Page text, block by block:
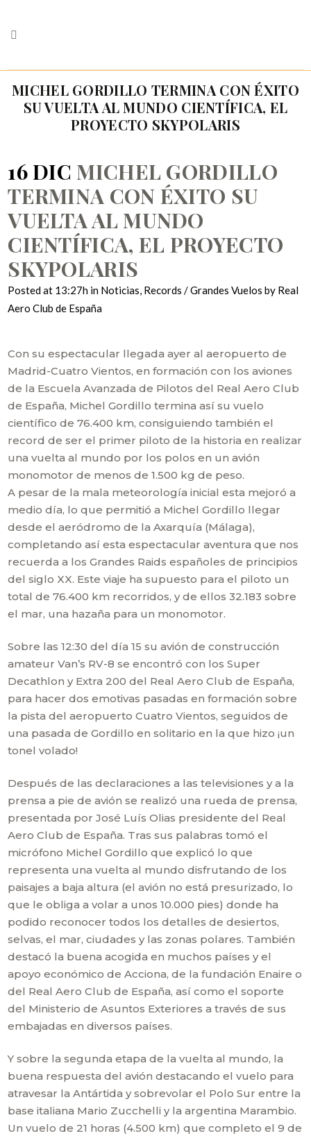
MICHEL GORDILLO TERMINA CON ÉXITO
SU VUELTA AL MUNDO CIENTÍFICA, EL
PROYECTO SKYPOLARIS
16 DIC MICHEL GORDILLO
TERMINA CON ÉXITO SU
VUELTA AL MUNDO
CIENTÍFICA, EL PROYECTO
SKYPOLARIS
Posted at 13:27h in Noticias, Records / Grandes Vuelos by Real
Aero Club de España
Con su espectacular llegada ayer al aeropuerto de
Madrid-Cuatro Vientos, en formación con los aviones
de la Escuela Avanzada de Pilotos del Real Aero Club
de España, Michel Gordillo termina así su vuelo
científico de 76.400 km, consiguiendo también el
record de ser el primer piloto de la historia en realizar
una vuelta al mundo por los polos en un avión
monomotor de menos de 1.500 kg de peso.
A pesar de la mala meteorología inicial esta mejoró a
medio día, lo que permitió a Michel Gordillo llegar
desde el aeródromo de la Axarquía (Málaga),
completando así esta espectacular aventura que nos
recuerda a los Grandes Raids españoles de principios
del siglo XX. Este viaje ha supuesto para el piloto un
total de 76.400 km recorridos, y de ellos 32.183 sobre
el mar, una hazaña para un monomotor.
Sobre las 12:30 del día 15 su avión de construcción
amateur Van’s RV-8 se encontró con los Super
Decathlon y Extra 200 del Real Aero Club de España,
para hacer dos emotivas pasadas en formación sobre
la pista del aeropuerto Cuatro Vientos, seguidos de
una pasada de Gordillo en solitario en la que hizo ¡un
tonel volado!
Después de las declaraciones a las televisiones y a la
prensa a pie de avión se realizó una rueda de prensa,
presentada por José Luís Olias presidente del Real
Aero Club de España. Tras sus palabras tomó el
micrófono Michel Gordillo que explicó lo que
representa una vuelta al mundo disfrutando de los
paisajes a baja altura (el avión no está presurizado, lo
que le obliga a volar a unos 10.000 pies) donde ha
podido reconocer todos los detalles de desiertos,
selvas, el mar, ciudades y las zonas polares. También
destacó la buena acogida en muchos países y el
apoyo económico de Acciona, de la fundación Enaire o
del Real Aero Club de España, así como el soporte
del Ministerio de Asuntos Exteriores a través de sus
embajadas en diversos países.
Y sobre la segunda etapa de la vuelta al mundo, la
buena respuesta del avión destacando el vuelo para
atravesar la Antártida y sobrevolar el Polo Sur entre la
base italiana Mario Zucchelli y la argentina Marambio.
Un vuelo de 21 horas (4.500 km) que completo el 9 de